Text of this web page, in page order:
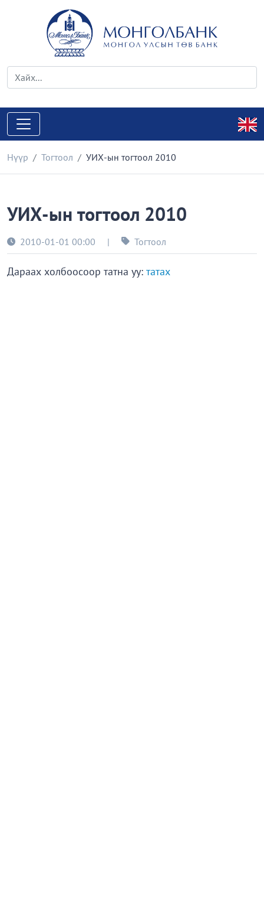
Нүүр Тогтоол УИХ-ын тогтоол 2010
УИХ-ын тогтоол 2010
2010-01-01 00:00 | Тогтоол
Дараах холбоосоор татна уу: татах